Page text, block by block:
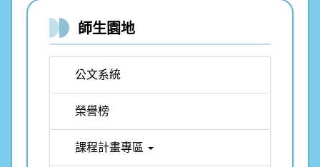
師生園地
公文系統
榮譽榜
課程計畫專區